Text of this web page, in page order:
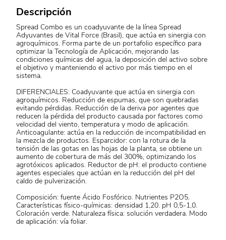
Descripción
Spread Combo es un coadyuvante de la línea Spread
Adyuvantes de Vital Force (Brasil), que actúa en sinergia con
agroquímicos. Forma parte de un portafolio específico para
optimizar la Tecnología de Aplicación, mejorando las
condiciones químicas del agua, la deposición del activo sobre
el objetivo y manteniendo el activo por más tiempo en el
sistema.
DIFERENCIALES: Coadyuvante que actúa en sinergia con
agroquímicos. Reducción de espumas, que son quebradas
evitando pérdidas. Reducción de la deriva por agentes que
reducen la pérdida del producto causada por factores como
velocidad del viento, temperatura y modo de aplicación.
Anticoagulante: actúa en la reducción de incompatibilidad en
la mezcla de productos. Esparcidor: con la rotura de la
tensión de las gotas en las hojas de la planta, se obtiene un
aumento de cobertura de más del 300%, optimizando los
agrotóxicos aplicados. Reductor de pH: el producto contiene
agentes especiales que actúan en la reducción del pH del
caldo de pulverización.
Composición: fuente Ácido Fosfórico. Nutrientes P2O5.
Características físico-químicas: densidad 1,20. pH 0,5-1,0.
Coloración verde. Naturaleza física: solución verdadera. Modo
de aplicación: vía foliar.